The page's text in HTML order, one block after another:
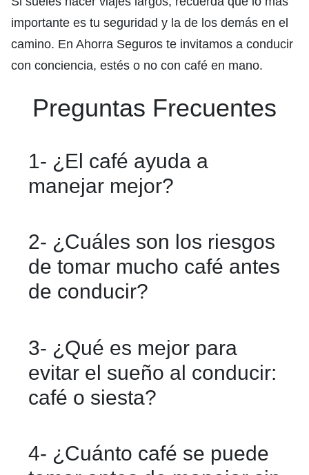
importante es tu seguridad y la de los demás en el
camino. En Ahorra Seguros te invitamos a conducir
con conciencia, estés o no con café en mano.
Preguntas Frecuentes
1- ¿El café ayuda a
manejar mejor?
concentración y el estado de alerta. Sin
embargo, sus efectos son temporales y
no sustituyen el descanso adecuado.
2- ¿Cuáles son los riesgos
de tomar mucho café antes
de conducir?
causar nerviosismo, ansiedad o
palpitaciones, lo que reduce tu
capacidad de reacción al volante.
3- ¿Qué es mejor para
evitar el sueño al conducir:
café o siesta?
más efectiva. Lo ideal es combinar una
4- ¿Cuánto café se puede